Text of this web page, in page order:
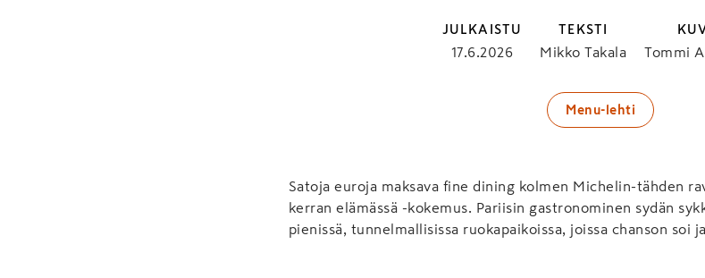
JULKAISTU
17.6.2026
TEKSTI
Mikko Takala Tommi
Menu-lehti
Satoja euroja maksava fine dining kolmen Michelin-tähden
kerran elämässä -kokemus. Pariisin gastronominen sydän
pienissä, tunnelmallisissa ruokapaikoissa, joissa chanson soi